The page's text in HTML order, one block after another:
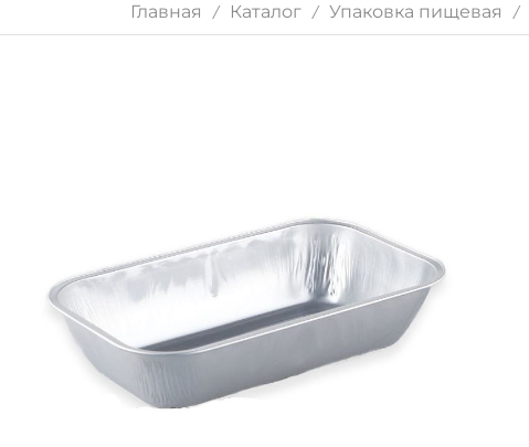
Главная / Каталог / Упаковка пищевая /